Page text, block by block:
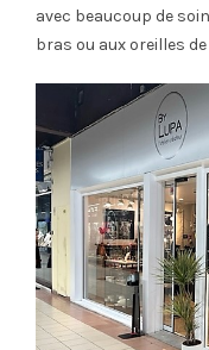
avec beaucoup de
bras ou aux oreilles